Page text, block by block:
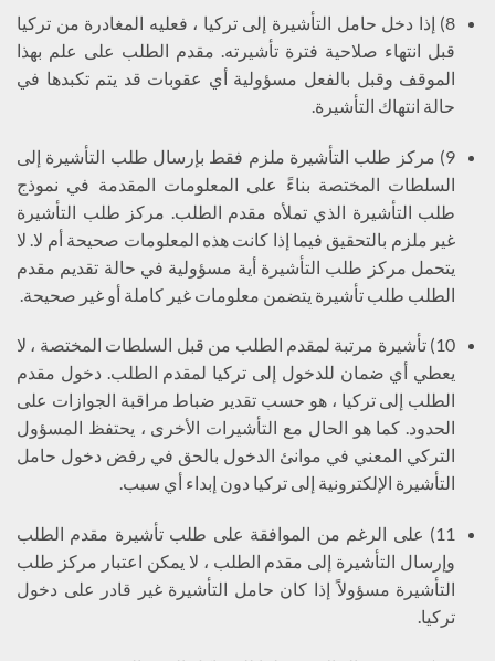
8) إذا دخل حامل التأشيرة إلى تركيا ، فعليه المغادرة من تركيا
قبل انتهاء صلاحية فترة تأشيرته. مقدم الطلب على علم بهذا
الموقف وقبل بالفعل مسؤولية أي عقوبات قد يتم تكبدها في
حالة انتهاك التأشيرة.
9) مركز طلب التأشيرة ملزم فقط بإرسال طلب التأشيرة إلى
السلطات المختصة بناءً على المعلومات المقدمة في نموذج
طلب التأشيرة الذي تملأه مقدم الطلب. مركز طلب التأشيرة
غير ملزم بالتحقيق فيما إذا كانت هذه المعلومات صحيحة أم لا. لا
يتحمل مركز طلب التأشيرة أية مسؤولية في حالة تقديم مقدم
الطلب طلب تأشيرة يتضمن معلومات غير كاملة أو غير صحيحة.
10) تأشيرة مرتبة لمقدم الطلب من قبل السلطات المختصة ، لا
يعطي أي ضمان للدخول إلى تركيا لمقدم الطلب. دخول مقدم
الطلب إلى تركيا ، هو حسب تقدير ضباط مراقبة الجوازات على
الحدود. كما هو الحال مع التأشيرات الأخرى ، يحتفظ المسؤول
التركي المعني في موانئ الدخول بالحق في رفض دخول حامل
التأشيرة الإلكترونية إلى تركيا دون إبداء أي سبب.
11) على الرغم من الموافقة على طلب تأشيرة مقدم الطلب
وإرسال التأشيرة إلى مقدم الطلب ، لا يمكن اعتبار مركز طلب
التأشيرة مسؤولاً إذا كان حامل التأشيرة غير قادر على دخول
تركيا.